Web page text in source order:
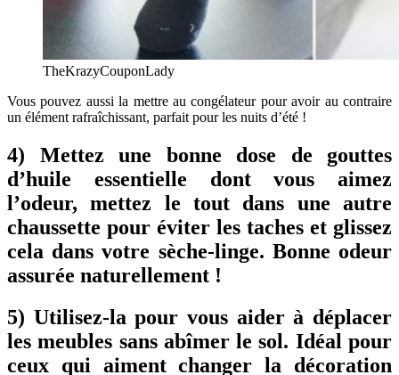
TheKrazyCouponLady
Vous pouvez aussi la mettre au congélateur pour avoir au contraire
un élément rafraîchissant, parfait pour les nuits d’été !
4) Mettez une bonne dose de gouttes
d’huile essentielle dont vous aimez
l’odeur, mettez le tout dans une autre
chaussette pour éviter les taches et glissez
cela dans votre sèche-linge. Bonne odeur
assurée naturellement !
5) Utilisez-la pour vous aider à déplacer
les meubles sans abîmer le sol. Idéal pour
ceux qui aiment changer la décoration